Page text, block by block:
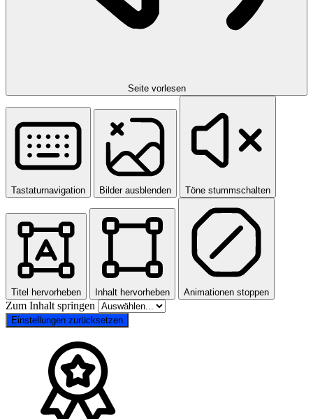
Seite vorlesen
Tastaturnavigation Bilder ausblenden Töne stummschalten
Titel hervorheben Inhalt hervorheben Animationen stoppen
Zum Inhalt springen
Einstellungen zurücksetzen